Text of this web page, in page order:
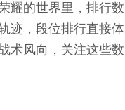
耀的世界里，排行数
迹，段位排行直接体
术风向，关注这些数